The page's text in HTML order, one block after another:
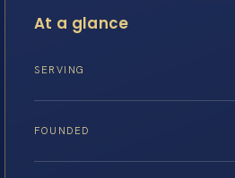
At a glance
SERVING
FOUNDED